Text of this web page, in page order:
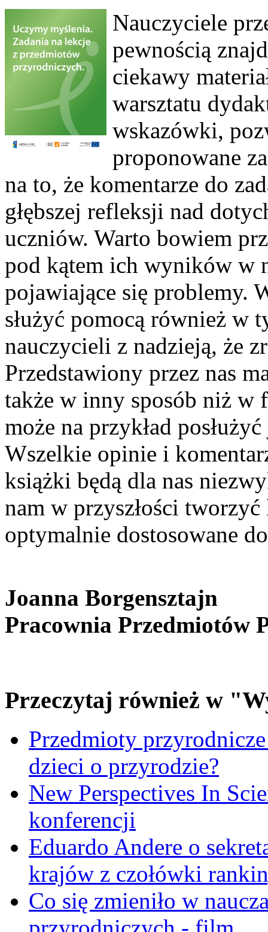
Nauczyciele
pewnością
ciekawy
warsztatu
wskazówki,
proponowane
na to, że komentarze do
głębszej refleksji nad
uczniów. Warto bowiem
pod kątem ich wyników w
pojawiające się problemy.
służyć pomocą również w
nauczycieli z nadzieją, że
Przedstawiony przez nas
także w inny sposób niż w
może na przykład
Wszelkie opinie i
książki będą dla nas
nam w przyszłości
optymalnie dostosowane
Joanna Borgensztajn
Pracownia Przedmiotów
Przeczytaj również w
Przedmioty
dzieci o przyrodzie?
New Perspectives In
konferencji
Eduardo Andere o
krajów z czołówki
Co się zmieniło w